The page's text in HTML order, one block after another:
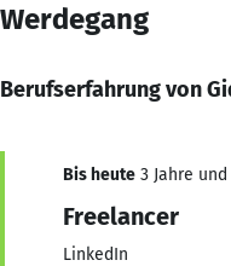
Werdegang
Berufserfahrung von
Bis heute 3 Jahre
Freelancer
LinkedIn